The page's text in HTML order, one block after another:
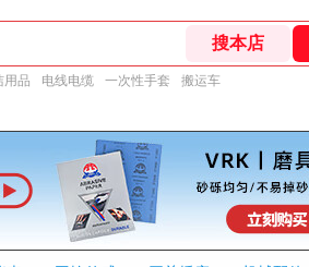
用品 电线电缆 一次性手套 搬运车